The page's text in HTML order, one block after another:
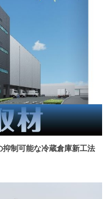
抑制可能な冷蔵倉庫新工法